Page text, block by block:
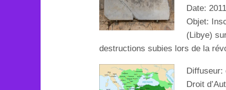
Date:
Objet:
(Libye)
destructions subies lors de la
Diffuseur:
Droit